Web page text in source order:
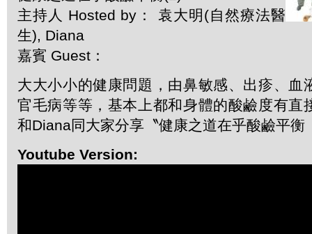
主持人 Hosted by： 袁大明(自然療法醫
生), Diana
嘉賓 Guest：
大大小小的健康問題，由鼻敏感、出疹、血
官毛病等等，基本上都和身體的酸鹼度有直
和Diana同大家分享〝健康之道在乎酸鹼平衡
Youtube Version: